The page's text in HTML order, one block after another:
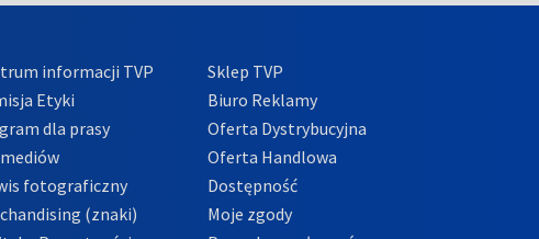
informacji TVP
Etyki
dla prasy
fotograficzny
(znaki)
Sklep TVP
Biuro Reklamy
Oferta Dystrybucyjna
Oferta Handlowa
Dostępność
Moje zgody